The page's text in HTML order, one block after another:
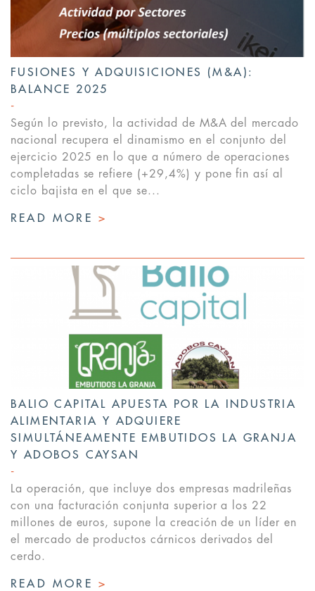
FUSIONES Y ADQUISICIONES (M&A):
BALANCE 2025
Según lo previsto, la actividad de M&A del mercado
nacional recupera el dinamismo en el conjunto del
ejercicio 2025 en lo que a número de operaciones
completadas se refiere (+29,4%) y pone fin así al
ciclo bajista en el que se...
READ MORE >
BALIO CAPITAL APUESTA POR LA INDUSTRIA
ALIMENTARIA Y ADQUIERE
SIMULTÁNEAMENTE EMBUTIDOS LA GRANJA
Y ADOBOS CAYSAN
La operación, que incluye dos empresas madrileñas
con una facturación conjunta superior a los 22
millones de euros, supone la creación de un líder en
el mercado de productos cárnicos derivados del
cerdo.
READ MORE >